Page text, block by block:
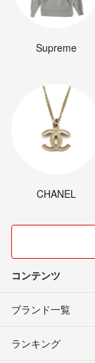
Supreme
CHANEL
コンテンツ
ブランド一覧
ランキング